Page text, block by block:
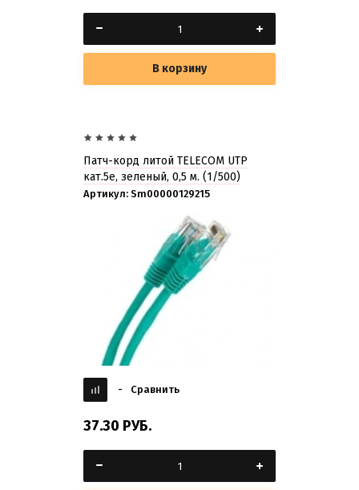
В корзину
Патч-корд литой TELECOM UTP
кат.5е, зеленый, 0,5 м. (1/500)
Артикул: Sm00000129215
- Сравнить
37.30 РУБ.